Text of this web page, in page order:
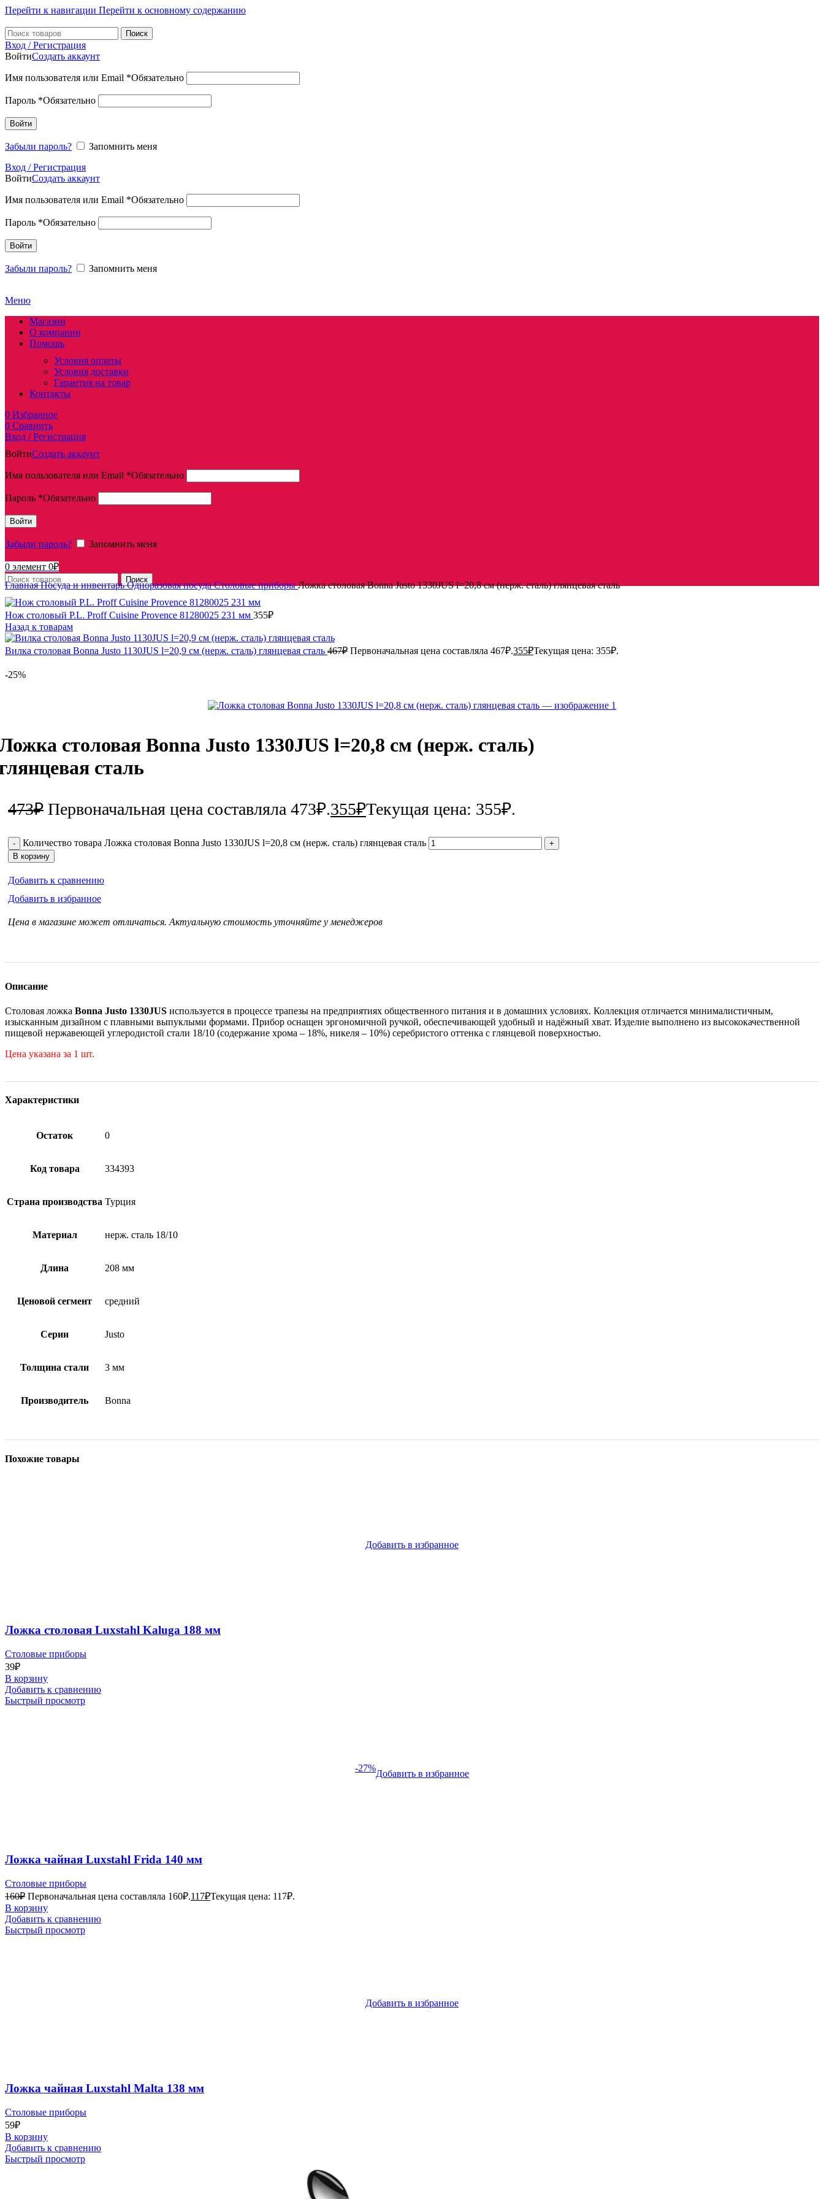
Перейти к навигации Перейти к основному содержанию
Поиск
Вход / Регистрация
ВойтиСоздать аккаунт
Имя пользователя или Email *Обязательно
Пароль *Обязательно
Войти
Забыли пароль?
Запомнить меня
Вход / Регистрация
ВойтиСоздать аккаунт
Имя пользователя или Email *Обязательно
Пароль *Обязательно
Войти
Забыли пароль? Запомнить меня
Меню
Магазин
О компании
Помощь
Условия оплаты
Условия доставки
Гарантия на товар
Контакты
0 Избранное
0 Сравнить
Вход / Регистрация
ВойтиСоздать аккаунт
Имя пользователя или Email *Обязательно
Пароль *Обязательно
Войти
Забыли пароль? Запомнить меня
0 элемент 0₽
Поиск
ГлавнаяПосуда и инвентарьОдноразовая посудаСтоловые приборыЛожка столовая Bonna Justo 1330JUS l=20,8 см (нерж. сталь) глянцевая сталь
Нож столовый P.L. Proff Cuisine Provence 81280025 231 мм 355₽
Назад к товарам
Вилка столовая Bonna Justo 1130JUS l=20,9 см (нерж. сталь) глянцевая сталь 467₽ Первоначальная цена составляла 467₽.355₽Текущая цена: 355₽.
-25%
столовая Bonna Justo 1330JUS l=20,8 см (нерж. сталь)
сталь
473₽ Первоначальная цена составляла 473₽.355₽Текущая цена: 355₽.
Количество товара Ложка столовая Bonna Justo 1330JUS l=20,8 см (нерж. сталь) глянцевая сталь
В корзину
Добавить к сравнению
Добавить в избранное
Цена в магазине может отличаться. Актуальную стоимость уточняйте у менеджеров
Описание
Столовая ложка Bonna Justo 1330JUS используется в процессе трапезы на предприятиях общественного питания и в домашних условиях. Коллекция отличается минималистичным,
изысканным дизайном с плавными выпуклыми формами. Прибор оснащен эргономичной ручкой, обеспечивающей удобный и надёжный хват. Изделие выполнено из высококачественной
пищевой нержавеющей углеродистой стали 18/10 (содержание хрома – 18%, никеля – 10%) серебристого оттенка с глянцевой поверхностью.
Цена указана за 1 шт.
Характеристики
Остаток 0
Код товара 334393
Страна производства Турция
Материал нерж. сталь 18/10
Длина 208 мм
Ценовой сегмент средний
Серии Justo
Толщина стали 3 мм
Производитель Bonna
Похожие товары
Добавить в избранное
Ложка столовая Luxstahl Kaluga 188 мм
Столовые приборы
39₽
В корзину
Добавить к сравнению
Быстрый просмотр
-27%
Добавить в избранное
Ложка чайная Luxstahl Frida 140 мм
Столовые приборы
160₽ Первоначальная цена составляла 160₽.117₽Текущая цена: 117₽.
В корзину
Добавить к сравнению
Быстрый просмотр
Добавить в избранное
Ложка чайная Luxstahl Malta 138 мм
Столовые приборы
59₽
В корзину
Добавить к сравнению
Быстрый просмотр